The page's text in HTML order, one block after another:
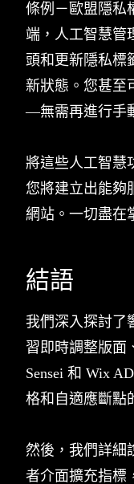
條例－歐盟隱私
端，人工智慧管
頭和更新隱私標
新狀態。您甚至
—無需再進行手
將這些人工智慧
您將建立出能夠
網站。一切盡在
結語
我們深入探討了
習即時調整版面
Sensei 和 Wix
格和自適應斷點
然後，我們詳細
者介面擴充指標